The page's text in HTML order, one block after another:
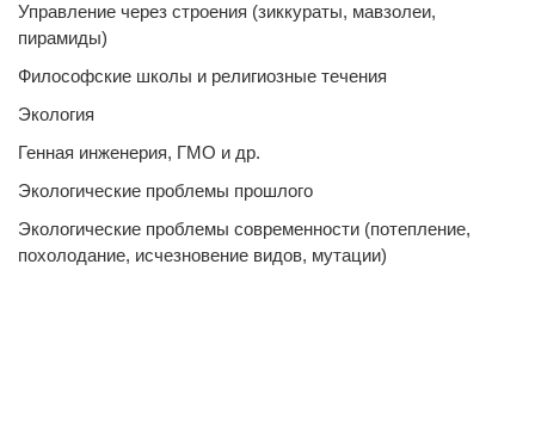
Управление через строения (зиккураты, мавзолеи,
пирамиды)
Философские школы и религиозные течения
Экология
Генная инженерия, ГМО и др.
Экологические проблемы прошлого
Экологические проблемы современности (потепление,
похолодание, исчезновение видов, мутации)